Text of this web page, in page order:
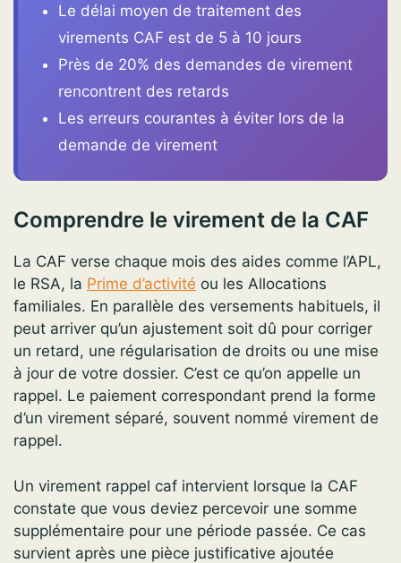
Le délai moyen de traitement des
virements CAF est de 5 à 10 jours
Près de 20% des demandes de virement
rencontrent des retards
Les erreurs courantes à éviter lors de la
demande de virement
Comprendre le virement de la CAF
La CAF verse chaque mois des aides comme l’APL,
le RSA, la Prime d’activité ou les Allocations
familiales. En parallèle des versements habituels, il
peut arriver qu’un ajustement soit dû pour corriger
un retard, une régularisation de droits ou une mise
à jour de votre dossier. C’est ce qu’on appelle un
rappel. Le paiement correspondant prend la forme
d’un virement séparé, souvent nommé virement de
rappel.
Un virement rappel caf intervient lorsque la CAF
constate que vous deviez percevoir une somme
supplémentaire pour une période passée. Ce cas
survient après une pièce justificative ajoutée